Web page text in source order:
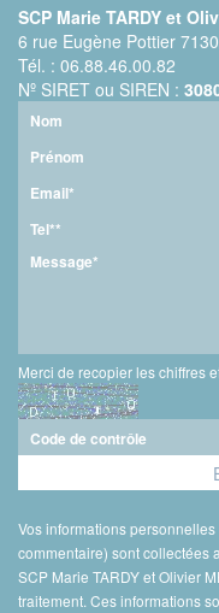
SCP Marie TARDY et
6 rue Eugène Pottier
Tél. : 06.88.46.00.82
Nº SIRET ou SIREN :
Merci de recopier les chiffres
Vos informations
commentaire) sont collectées
SCP Marie TARDY et Olivier
traitement. Ces informations